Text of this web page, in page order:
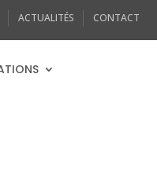
ACTUALITÉS CONTACT